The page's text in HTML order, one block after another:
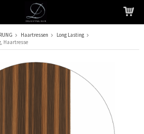
wurde in Ihren Warenkorb gelegt
Haartressen
Long Lasting
Haartresse